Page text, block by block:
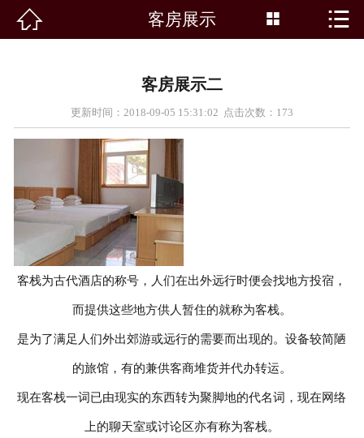
 首页
客房展示
特色美食
活动专题
在线留言
联系我们
 客房展示  
客房展示二
更新时间：2018-09-05 15:31:02 点击次数： 173
客栈为古代酒店的称号，人们在出外远行时便会找地方投宿，
而提供这些地方供人暂住的就称为客栈。
是为了满足人们外出郊游或远行的需要而出现的。设备较简陋
的旅馆，有的兼供客商堆货并代办转运。
现在客栈一词已由现实的东西转为聚脚地的代名词，现在网络
上的聊天室或讨论区亦有称为客栈。